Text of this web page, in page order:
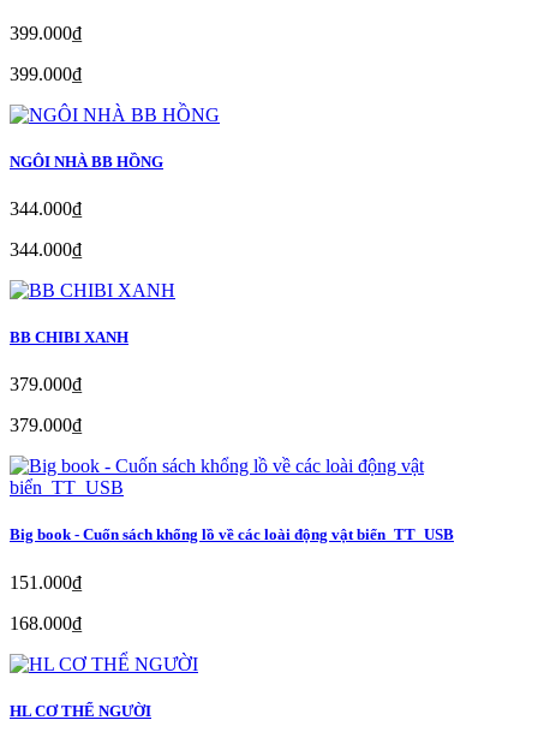
399.000₫
399.000₫
NGÔI NHÀ BB HỒNG
344.000₫
344.000₫
BB CHIBI XANH
379.000₫
379.000₫
Big book - Cuốn sách khổng lồ về các loài động vật biển_TT_USB
151.000₫
168.000₫
HL CƠ THỂ NGƯỜI